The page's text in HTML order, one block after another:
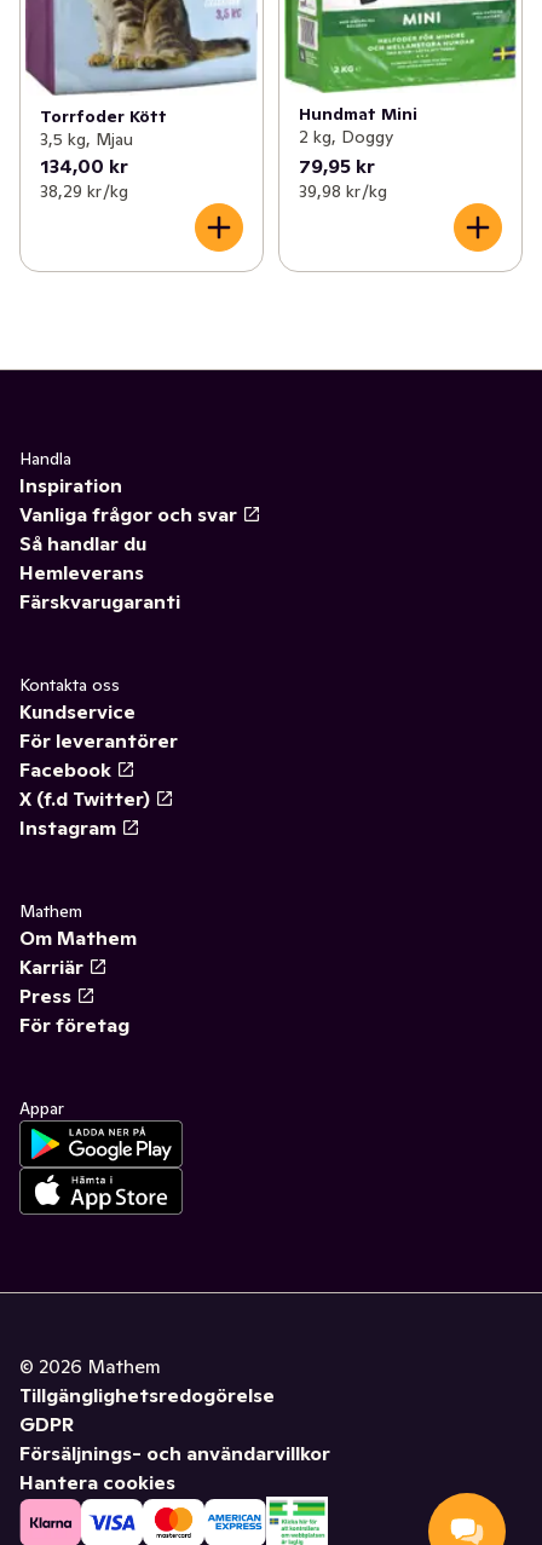
Torrfoder Kött
3,5 kg, Mjau
134,00 kr
38,29 kr /kg
Hundmat Mini
2 kg, Doggy
79,95 kr
39,98 kr /kg
Handla
Inspiration
Vanliga frågor och svar
Så handlar du
Hemleverans
Färskvarugaranti
Kontakta oss
Kundservice
För leverantörer
Facebook
X (f.d Twitter)
Instagram
Mathem
Om Mathem
Karriär
Press
För företag
Appar
© 2026 Mathem
Tillgänglighetsredogörelse
GDPR
Försäljnings- och användarvillkor
Hantera cookies